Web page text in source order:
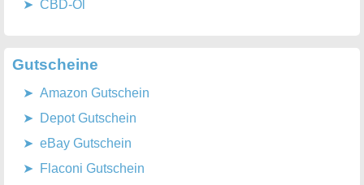
CBD-Öl
Gutscheine
Amazon Gutschein
Depot Gutschein
eBay Gutschein
Flaconi Gutschein